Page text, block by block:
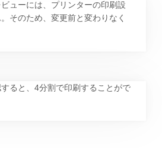
ューには、プリンターの印刷設
そのため、変更前と変わりなく
ると、4分割で印刷することがで